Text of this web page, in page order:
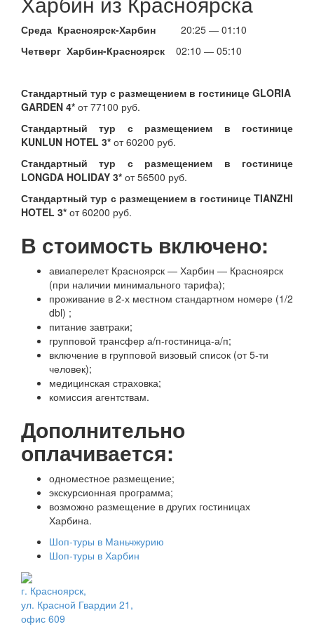
Среда Красноярск-Харбин
20:25 — 01:10
Четверг Харбин-Красноярск
02:10 — 05:10
Стандартный тур с размещением в гостинице GLORIA
GARDEN 4* от 77100 руб.
Стандартный тур с размещением в гостинице
KUNLUN HOTEL 3* от 60200 руб.
Стандартный тур с размещением в гостинице
LONGDA HOLIDAY 3* от 56500 руб.
Стандартный тур с размещением в гостинице TIANZHI
HOTEL 3* от 60200 руб.
В стоимость включено:
авиаперелет Красноярск — Харбин — Красноярск
(при наличии минимального тарифа);
проживание в 2-х местном стандартном номере (1/2
dbl) ;
питание завтраки;
групповой трансфер а/п-гостиница-а/п;
включение в групповой визовый список (от 5-ти
человек);
медицинская страховка;
комиссия агентствам.
Дополнительно
оплачивается:
одноместное размещение;
экскурсионная программа;
возможно размещение в других гостиницах
Харбина.
Шоп-туры в Маньчжурию
Шоп-туры в Харбин
г. Красноярск,
ул. Красной Гвардии 21,
офис 609